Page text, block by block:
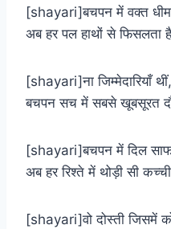
[shayari]बचपन में वक्त
अब हर पल हाथों से
[shayari]ना जिम्मेदारियाँ
बचपन सच में सबसे खूबसूरत
[shayari]बचपन में दिल
अब हर रिश्ते में थोड़ी सी
[shayari]वो दोस्ती जिसमें